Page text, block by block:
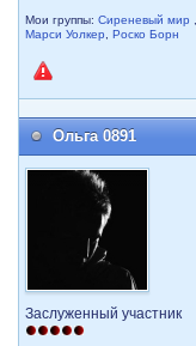
Мои группы:Сиреневый мир
Марси Уолкер
,Роско Борн
Ольга 0891
Заслуженный участник